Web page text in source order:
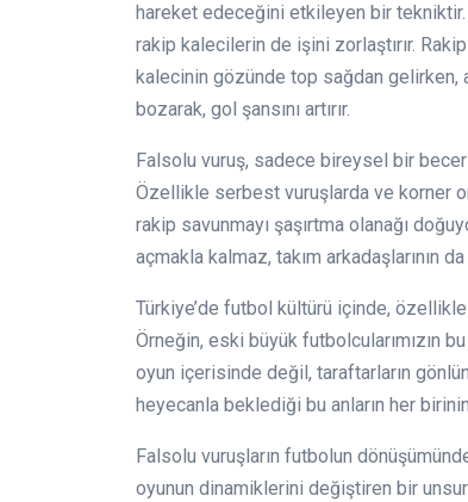
hareket edeceğini etkileyen bir
rakip kalecilerin de işini zorlaştırır.
kalecinin gözünde top sağdan gelirken,
bozarak, gol şansını artırır.
Falsolu vuruş, sadece bireysel bir
Özellikle serbest vuruşlarda ve korner
rakip savunmayı şaşırtma olanağı
açmakla kalmaz, takım arkadaşlarının
Türkiye’de futbol kültürü içinde, özellikle
Örneğin, eski büyük futbolcularımızın
oyun içerisinde değil, taraftarların
heyecanla beklediği bu anların her
Falsolu vuruşların futbolun
oyunun dinamiklerini değiştiren bir